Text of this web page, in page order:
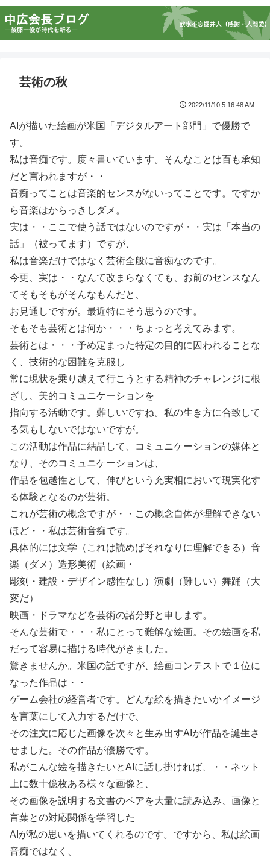
芸術の秋
2022/11/10 5:16:48 AM
AIが描いた絵画が米国「デジタルアート部門」で優勝で
す。
私は音痴です。度々書いています。そんなことは百も承知
だと言われますが・・
音痴ってことは音楽的センスがないってことです。ですか
ら音楽はからっきしダメ。
実は・・ここで使う話ではないのですが・・実は「本当の
話」（被ってます）ですが、
私は音楽だけではなく芸術全般に音痴なのです。
今更、実は・・なんて改まらなくても、お前のセンスなん
てそもそもがそんなもんだと、
お見通しですが。最近特にそう思うのです。
そもそも芸術とは何か・・・ちょっと考えてみます。
芸術とは・・・予め定まった特定の目的に囚われることな
く、技術的な困難を克服し
常に現状を乗り越えて行こうとする精神のチャレンジに根
ざし、美的コミュニケーションを
指向する活動です。難しいですね。私の生き方に合致して
る気もしないではないですが。
この活動は作品に結晶して、コミュニケーションの媒体と
なり、そのコミュニケーションは、
作品を包越性として、伸びという充実相において現実化す
る体験となるのが芸術。
これが芸術の概念ですが・・この概念自体が理解できない
ほど・・私は芸術音痴です。
具体的には文学（これは読めばそれなりに理解できる）音
楽（ダメ）造形美術（絵画・
彫刻・建設・デザイン感性なし）演劇（難しい）舞踊（大
変だ）
映画・ドラマなどを芸術の諸分野と申します。
そんな芸術で・・・私にとって難解な絵画。その絵画を私
だって容易に描ける時代がきました。
驚きませんか。米国の話ですが、絵画コンテストで１位に
なった作品は・・
ゲーム会社の経営者です。どんな絵を描きたいかイメージ
を言葉にして入力するだけで、
その注文に応じた画像を次々と生み出すAIが作品を誕生さ
せました。その作品が優勝です。
私がこんな絵を描きたいとAIに話し掛ければ、・・ネット
上に数十億枚ある様々な画像と、
その画像を説明する文書のペアを大量に読み込み、画像と
言葉との対応関係を学習した
AIが私の思いを描いてくれるのです。ですから、私は絵画
音痴ではなく、